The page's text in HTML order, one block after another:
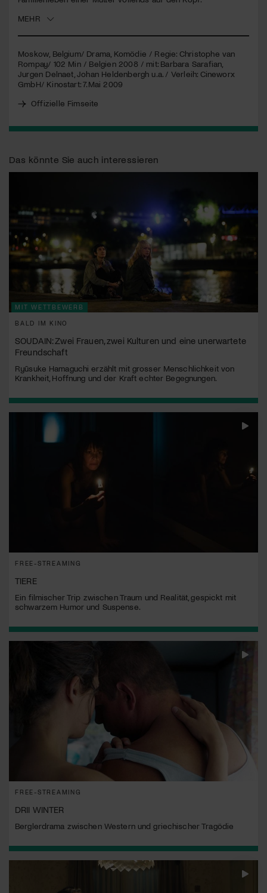
MEHR
Moskow, Belgium/ Drama, Komödie / Regie: Christophe van
Rompay/ 102 Min / Belgien 2008 / mit: Barbara Sarafian,
Jurgen Delnaet, Johan Heldenbergh u.a. / Verleih: Cineworx
GmbH/ Kinostart: 7.Mai 2009
Offizielle Fimseite
Das könnte Sie auch interessieren
MIT WETTBEWERB
BALD IM KINO
SOUDAIN: Zwei Frauen, zwei Kulturen und eine unerwartete
Freundschaft
Ryūsuke Hamaguchi erzählt mit grosser Menschlichkeit von
Krankheit, Hoffnung und der Kraft echter Begegnungen.
FREE-STREAMING
TIERE
Ein filmischer Trip zwischen Traum und Realität, gespickt mit
schwarzem Humor und Suspense.
FREE-STREAMING
DRII WINTER
Berglerdrama zwischen Western und griechischer Tragödie